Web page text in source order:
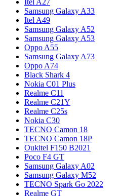
Samsung Galaxy A33
Itel A49
Samsung Galaxy A52
Samsung Galaxy A53
Oppo A55
Samsung Galaxy A73
Oppo A74
Black Shark 4
Nokia C01 Plus
Realme C11
Realme C21Y
Realme C25s
Nokia C30
TECNO Camon 18
TECNO Camon 18P
Oukitel F150 B2021
Poco F4 GT
Samsung Galaxy A02
Samsung Galaxy M52
TECNO Spark Go 2022
Realme GT